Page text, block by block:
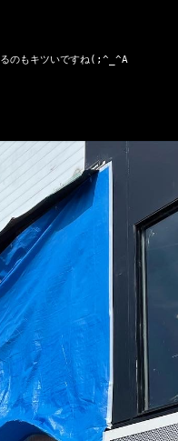
るのもキツいですね(;^_^A